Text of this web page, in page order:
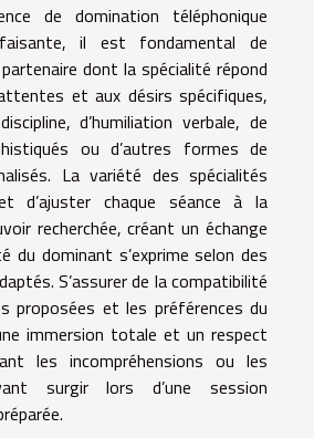
de domination téléphonique
il est fondamental de
dont la spécialité répond
et aux désirs spécifiques,
d’humiliation verbale, de
ou d’autres formes de
La variété des spécialités
d’ajuster chaque séance à la
recherchée, créant un échange
du dominant s’exprime selon des
S’assurer de la compatibilité
proposées et les préférences du
immersion totale et un respect
les incompréhensions ou les
surgir lors d’une session